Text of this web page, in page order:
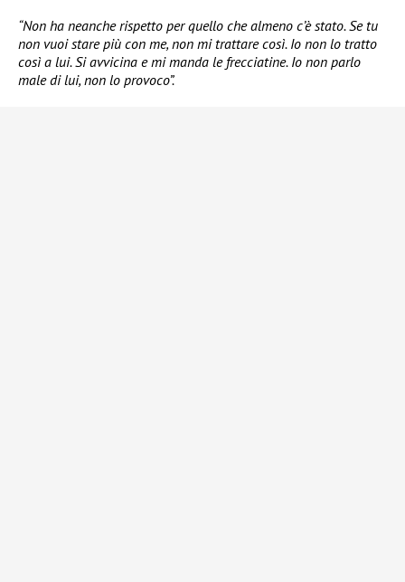
“Non ha neanche rispetto per quello che almeno c’è stato. Se tu
non vuoi stare più con me, non mi trattare così. Io non lo tratto
così a lui. Si avvicina e mi manda le frecciatine. Io non parlo
male di lui, non lo provoco”.